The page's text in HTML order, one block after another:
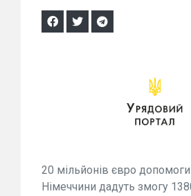
20 мільйонів євро
Німеччини дадуть змогу